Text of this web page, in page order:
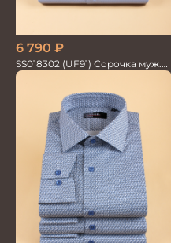
6 790 ₽
SS018302 (UF91) Сорочка муж.
GROSTYLE TRENDY